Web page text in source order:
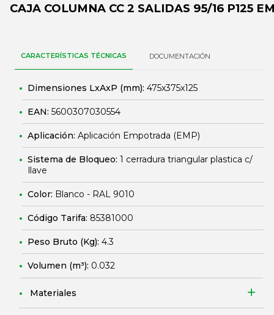
CAJA COLUMNA CC 2 SALIDAS 95/16 P125
CARACTERÍSTICAS TÉCNICAS DOCUMENTACIÓN
Dimensiones LxAxP (mm): 475x375x125
EAN: 5600307030554
Aplicación: Aplicación Empotrada (EMP)
Sistema de Bloqueo: 1 cerradura triangular plastica c/
llave
Color: Blanco - RAL 9010
Código Tarifa: 85381000
Peso Bruto (Kg): 4.3
Volumen (m³): 0.032
Materiales